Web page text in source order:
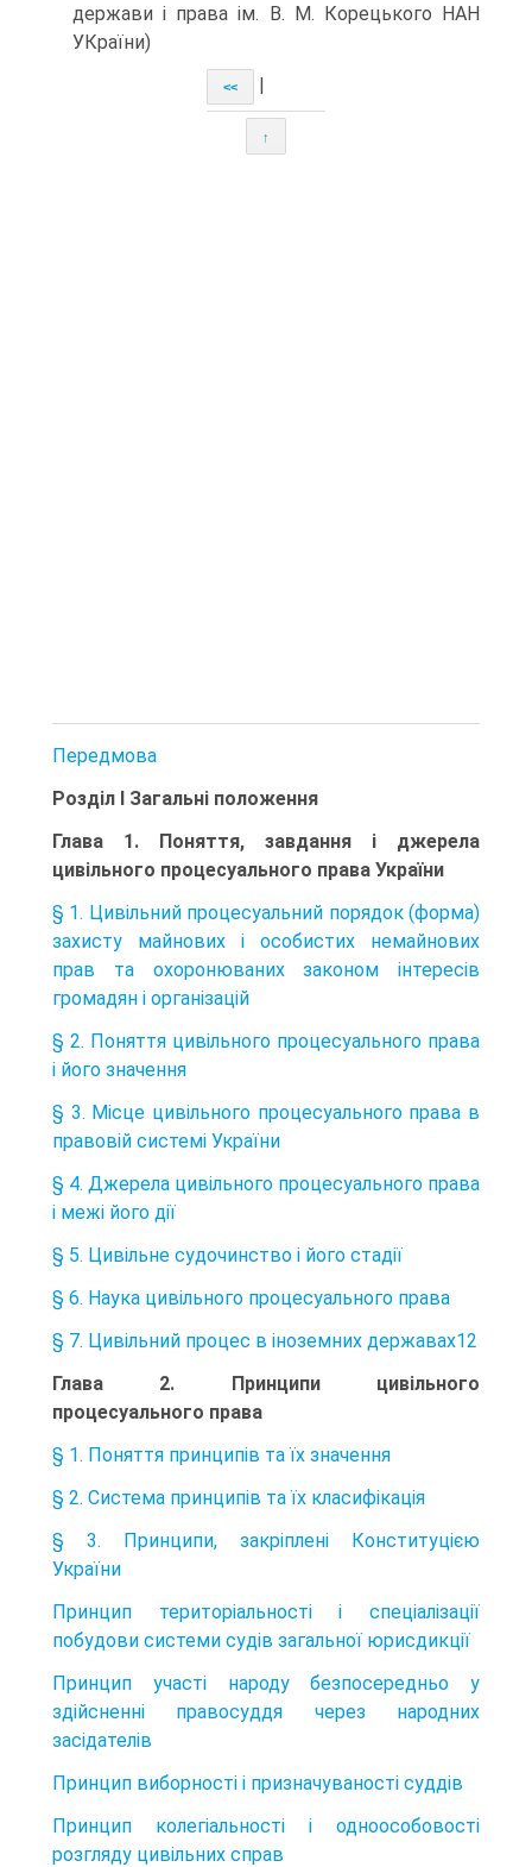
держави і права ім. В. М. Корецького НАН
УКраїни)
<<
↑
Передмова
Розділ І Загальні положення
Глава 1. Поняття, завдання і джерела
цивільного процесуального права України
§ 1. Цивільний процесуальний порядок (форма)
захисту майнових і особистих немайнових
прав та охоронюваних законом інтересів
громадян і організацій
§ 2. Поняття цивільного процесуального права
і його значення
§ 3. Місце цивільного процесуального права в
правовій системі України
§ 4. Джерела цивільного процесуального права
і межі його дії
§ 5. Цивільне судочинство і його стадії
§ 6. Наука цивільного процесуального права
§ 7. Цивільний процес в іноземних державах12
Глава 2. Принципи цивільного
процесуального права
§ 1. Поняття принципів та їх значення
§ 2. Система принципів та їх класифікація
§ 3. Принципи, закріплені Конституцією
України
Принцип територіальності і спеціалізації
побудови системи судів загальної юрисдикції
Принцип участі народу безпосередньо у
здійсненні правосуддя через народних
засідателів
Принцип виборності і призначуваності суддів
Принцип колегіальності і одноособовості
розгляду цивільних справ